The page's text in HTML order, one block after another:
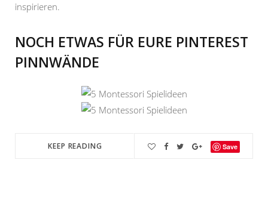
inspirieren.
NOCH ETWAS FÜR EURE PINTEREST
PINNWÄNDE
KEEP READING Save